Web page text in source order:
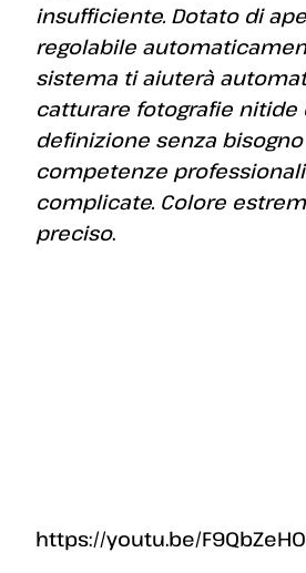
insufficiente. Dotato di
regolabile
sistema ti aiuterà
catturare fotografie nitide
definizione senza
competenze
complicate. Colore
preciso.
https://youtu.be/